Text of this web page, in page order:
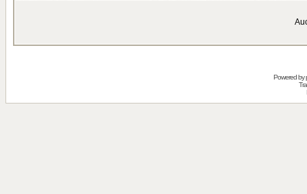
Powered by